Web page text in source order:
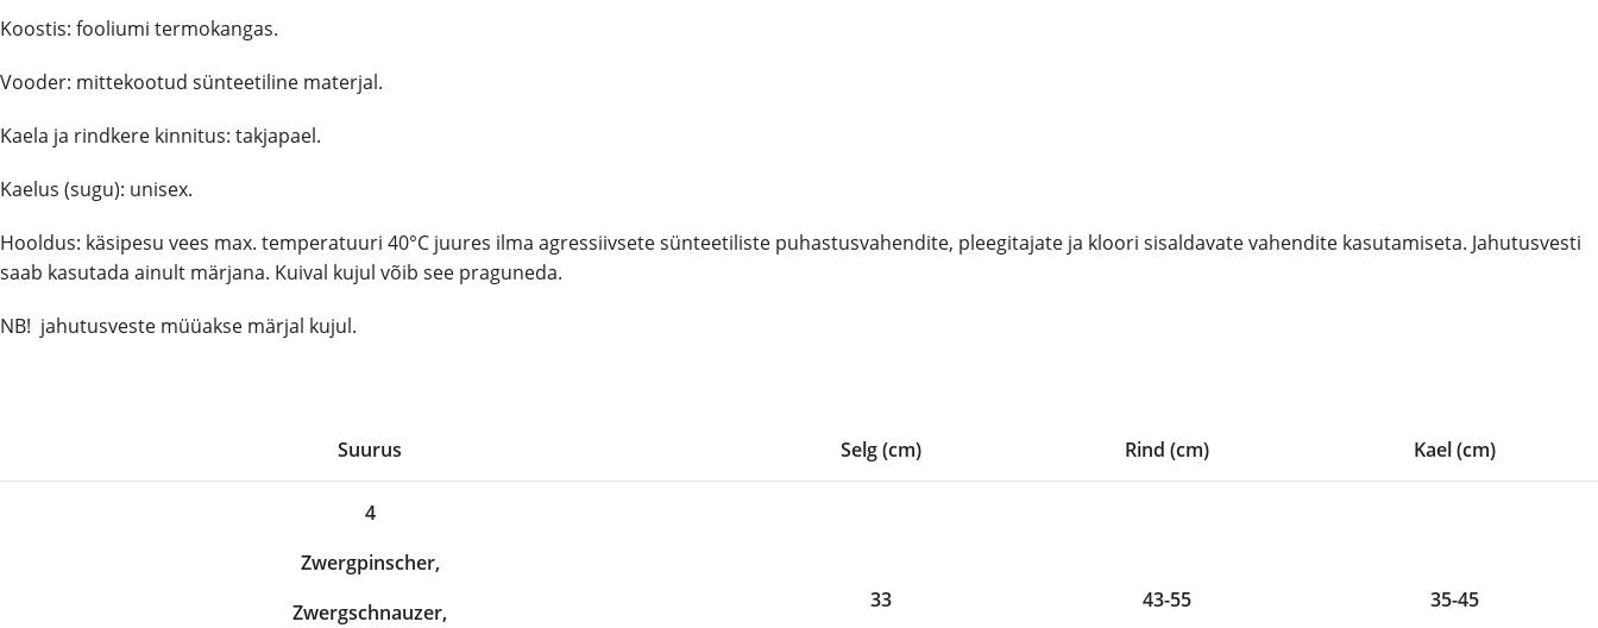
Koostis: fooliumi termokangas.
Vooder: mittekootud sünteetiline materjal.
Kaela ja rindkere kinnitus: takjapael.
Kaelus (sugu): unisex.
Hooldus: käsipesu vees max. temperatuuri 40°C juures ilma agressiivsete sünteetiliste puhastusvahendite, pleegitajate ja kloori sisaldavate vahendite kasutamiseta. Jahutusvesti
saab kasutada ainult märjana. Kuival kujul võib see praguneda.
NB! jahutusveste müüakse märjal kujul.
Suurus Selg (cm) Rind (cm) Kael (cm)
4
Zwergpinscher,
Zwergschnauzer,
33 43-55 35-45